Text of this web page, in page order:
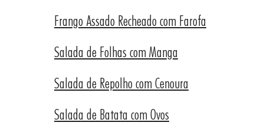
Frango Assado Recheado com Farofa
Salada de Folhas com Manga
Salada de Repolho com Cenoura
Salada de Batata com Ovos